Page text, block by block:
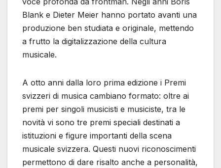
Blank e Dieter Meier hanno portato avanti una
produzione ben studiata e originale, mettendo
a frutto la digitalizzazione della cultura
musicale.
A otto anni dalla loro prima edizione i Premi
svizzeri di musica cambiano formato: oltre ai
premi per singoli musicisti e musiciste, tra le
novità vi sono tre premi speciali destinati a
istituzioni e figure importanti della scena
musicale svizzera. Questi nuovi riconoscimenti
permettono di dare risalto anche a personalità,